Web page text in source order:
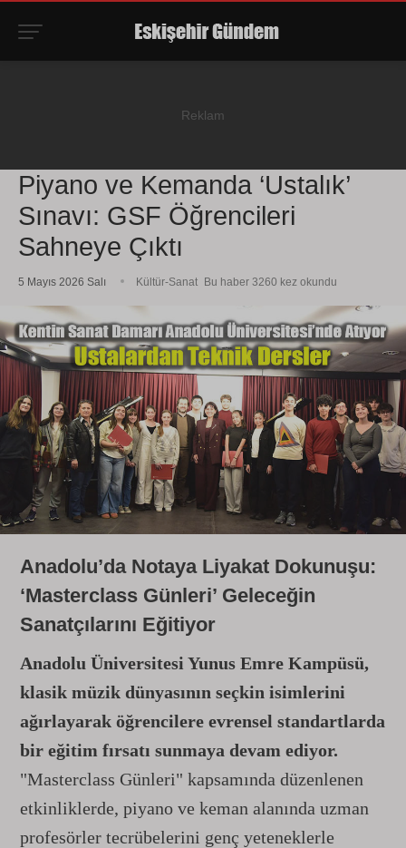
Piyano ve Kemanda ‘Ustalık’
Sınavı: GSF Öğrencileri
Sahneye Çıktı
5 Mayıs 2026 Salı Kültür-Sanat Bu haber 3260 kez okundu
Anadolu’da Notaya Liyakat Dokunuşu:
‘Masterclass Günleri’ Geleceğin
Sanatçılarını Eğitiyor
Anadolu Üniversitesi Yunus Emre Kampüsü,
klasik müzik dünyasının seçkin isimlerini
ağırlayarak öğrencilere evrensel standartlarda
bir eğitim fırsatı sunmaya devam ediyor.
"Masterclass Günleri" kapsamında düzenlenen
etkinliklerde, piyano ve keman alanında uzman
profesörler tecrübelerini genç yeteneklerle